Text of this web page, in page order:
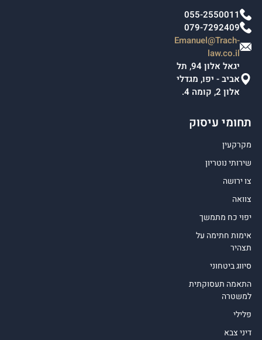
055-2550011
079-7292409
Emanuel@Trach-
law.co.il
יגאל אלון 94, תל
אביב - יפו, מגדלי
אלון 2, קומה 4.
תחומי עיסוק
מקרקעין
שירותי נוטריון
צו ירושה
צוואה
יפוי כח מתמשך
אימות חתימה על
תצהיר
סיווג ביטחוני
התאמה תעסוקתית
למשטרה
פלילי
דיני צבא